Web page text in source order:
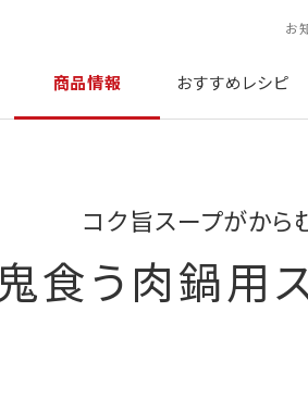
お
商品情報 おすすめレシピ
コク旨スープがから
鬼食う肉鍋用